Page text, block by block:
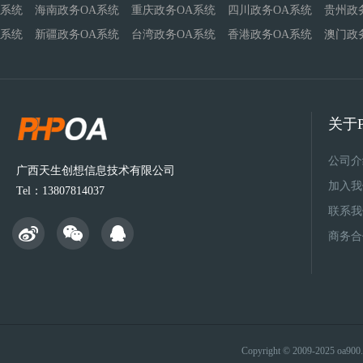
系统 海南政务OA系统 重庆政务OA系统 四川政务OA系统
贵州政
系统
新疆政务OA系统 台湾政务OA系统 香港政务OA系统 澳门政
广西天生创想信息技术有限公司
Tel：13807814037
关于
公司
加入
联系
商务
Copyright © 2009-2025